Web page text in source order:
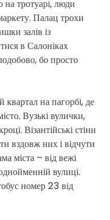
тротуарі, люди
Палац трохи
залів із
в Салоніках
бо просто
квартал на пагорбі, де
Вузькі вулички,
Візантійські стіни
вздовж них і відчути
міста – від вежі
вулиці.
номер 23 від